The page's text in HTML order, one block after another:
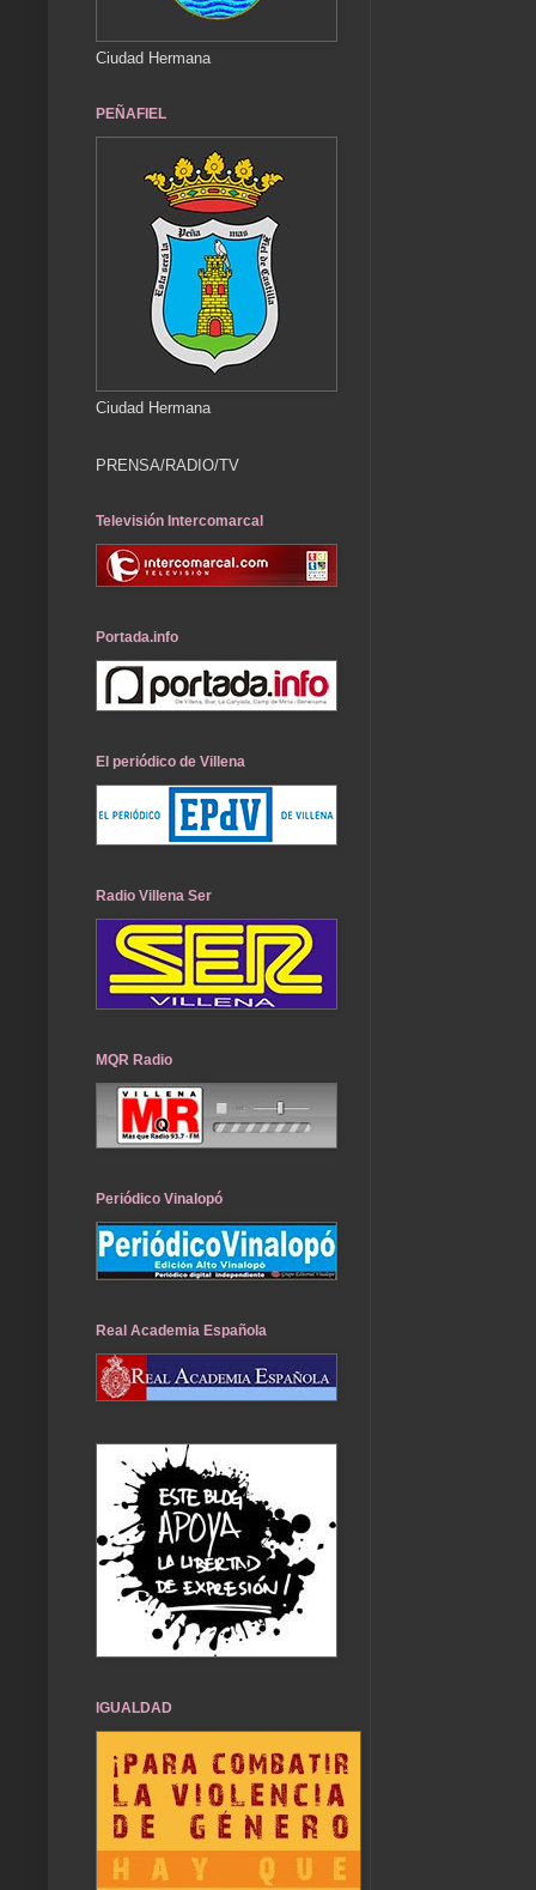
Ciudad Hermana
PEÑAFIEL
Ciudad Hermana
PRENSA/RADIO/TV
Televisión Intercomarcal
Portada.info
El periódico de Villena
Radio Villena Ser
MQR Radio
Periódico Vinalopó
Real Academia Española
IGUALDAD